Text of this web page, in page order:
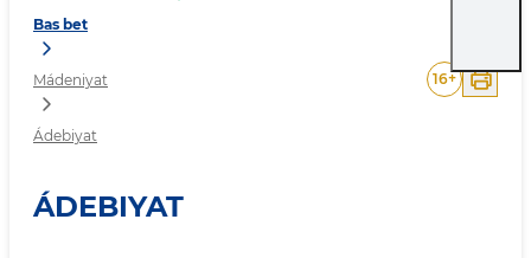
Bas bet
Mádeniyat
Ádebiyat
16+
ÁDEBIYAT